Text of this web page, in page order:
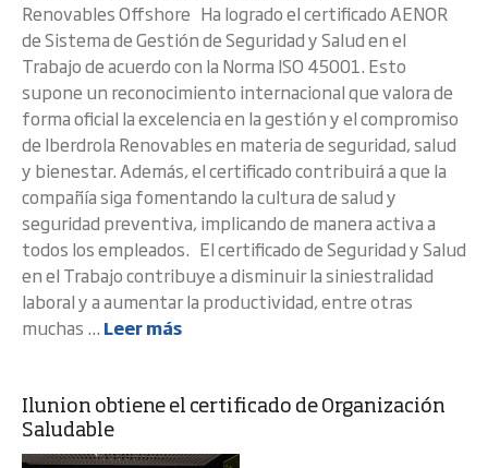
Renovables Offshore Ha logrado el certificado AENOR
de Sistema de Gestión de Seguridad y Salud en el
Trabajo de acuerdo con la Norma ISO 45001. Esto
supone un reconocimiento internacional que valora de
forma oficial la excelencia en la gestión y el compromiso
de Iberdrola Renovables en materia de seguridad, salud
y bienestar. Además, el certificado contribuirá a que la
compañía siga fomentando la cultura de salud y
seguridad preventiva, implicando de manera activa a
todos los empleados. El certificado de Seguridad y Salud
en el Trabajo contribuye a disminuir la siniestralidad
laboral y a aumentar la productividad, entre otras
muchas ... Leer más
Ilunion obtiene el certificado de Organización
Saludable